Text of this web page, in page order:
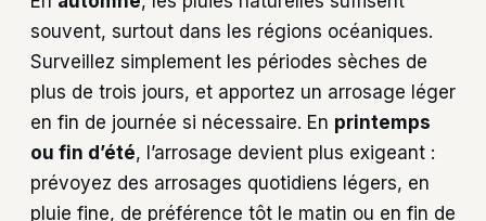
souvent, surtout dans les régions océaniques.
Surveillez simplement les périodes sèches de
plus de trois jours, et apportez un arrosage léger
en fin de journée si nécessaire. En printemps
ou fin d’été, l’arrosage devient plus exigeant :
prévoyez des arrosages quotidiens légers, en
pluie fine, de préférence tôt le matin ou en fin de